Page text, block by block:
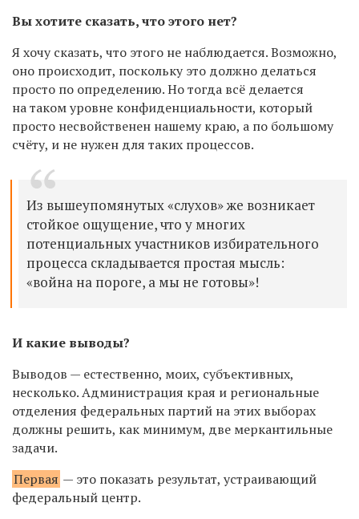
Вы хотите сказать, что этого нет?
Я хочу сказать, что этого не наблюдается. Возможно,
оно происходит, поскольку это должно делаться
просто по определению. Но тогда всё делается
на таком уровне конфиденциальности, который
просто несвойственен нашему краю, а по большому
счёту, и не нужен для таких процессов.
Из вышеупомянутых «слухов» же возникает
стойкое ощущение, что у многих
потенциальных участников избирательного
процесса складывается простая мысль:
«война на пороге, а мы не готовы»!
И какие выводы?
Выводов — естественно, моих, субъективных,
несколько. Администрация края и региональные
отделения федеральных партий на этих выборах
должны решить, как минимум, две меркантильные
задачи.
Первая — это показать результат, устраивающий
федеральный центр.